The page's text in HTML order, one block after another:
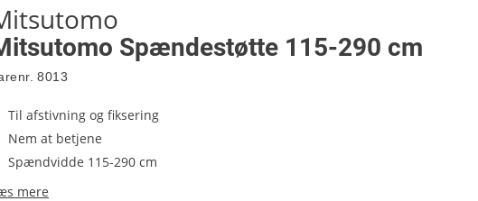
Spændestøtte 115-290 cm
8013
Til afstivning og fiksering
Nem at betjene
Spændvidde 115-290 cm
mere